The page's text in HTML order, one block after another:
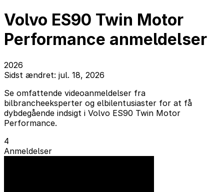
Volvo ES90 Twin Motor
Performance anmeldelser
2026
Sidst ændret: jul. 18, 2026
Se omfattende videoanmeldelser fra
bilbrancheeksperter og elbilentusiaster for at få
dybdegående indsigt i Volvo ES90 Twin Motor
Performance.
4
Anmeldelser